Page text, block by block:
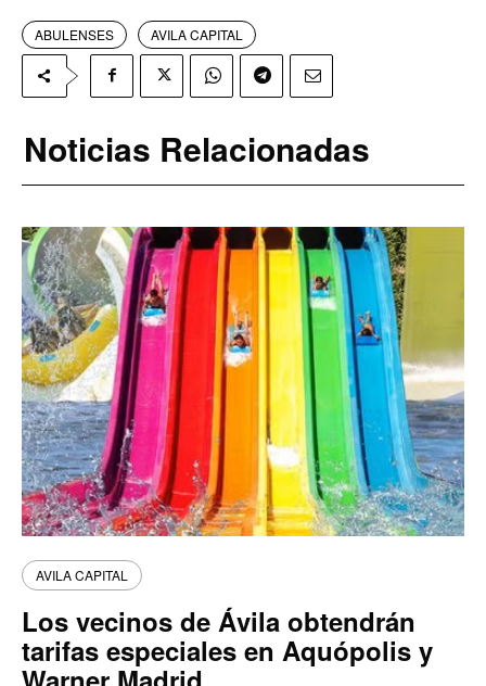
ABULENSES AVILA CAPITAL
Noticias Relacionadas
AVILA CAPITAL
Los vecinos de Ávila obtendrán
tarifas especiales en Aquópolis y